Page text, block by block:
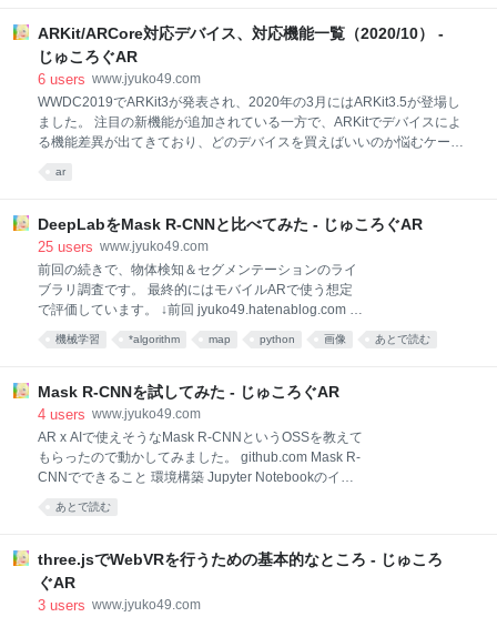
ントエンドでR
Foundation 3.0.1の場合 AR Foundation 2.2〜3.0.0の
場合 AR Foundation Samplesを見てみる
HumanStencilを表示する HumanDepthを表示する シ
ェーダーを利用してPeople Occlusionを実装する とり
あえず動かしてみる シェーダーの動作を理解する おわ
りに People Occlusionとは ARKit 3の新機能の1つとし
クル
ARKit/ARCore対応デバイス、対応機能一覧（2020/10） -
じゅころぐAR
6 users www.jyuko49.com
WWDC2019でARKit3が発表され、2020年の3月にはARKit3.5が登場し
ました。 注目の新機能が追加されている一方で、ARKitでデバイスによ
る機能差異が出てきており、どのデバイスを買えばいいのか悩むケース
ARCore比較 方向性の違い ARKit 対応デバイス一覧 iPhone iPod iPad
ARKitまとめ ARCore 対応デバイス一覧 ARCoreまとめ まとめ
（2020/10） ARの開発がしたい方へ ARのサービス利用を考えている方
へ ARを楽しみたい方へ 宣伝 ARKitとARCore比較 まず、ARKit3.5と
ARcore v1.16の主要な機能を比較します
ar
DeepLabをMask R-CNNと比べてみた - じゅころぐAR
25 users www.jyuko49.com
前回の続きで、物体検知＆セグメンテーションのライ
ブラリ調査です。 最終的にはモバイルARで使う想定
で評価しています。 ↓前回 jyuko49.hatenablog.com は
じめに DeepLabの特徴 DeepLabの環境設定 ライブラ
リのインストール サンプル実行 コードを読んでみる
リアルタイム動画 性能比較 実行環境 Mask R-CNN 処
理結果 処理時間（sec） DeepLab 処理結果 処理時間
（sec） 結果まとめ 今後 はじめに Mask R-CNNをカ
メラでキャプチャしたリアルタイムの動画に適用した
ところ、すごくカクカクで思うように速度が出ません
が、モバイルARで使うとなると、マシンスペックに頼
ところ、以下の動画を見つ
機械学習 *algorithm map python 画像 あとで読む
Mask R-CNNを試してみた - じゅころぐAR
4 users www.jyuko49.com
AR x AIで使えそうなMask R-CNNというOSSを教えて
もらったので動かしてみました。 github.com Mask R-
CNNでできること 環境構築 Jupyter Notebookのイン
ストール 必要ライブラリのインストール COCO APIの
インストール コードを読んでみる In[1] In[2]:
Weights In[4]: Class Names In[5]: Run Object
Detection 使ってみる 結果の画像を表示する 検知結果
の中身を確認する rois masks class_ids scores コード
あとで読む
three.jsでWebVRを行うための基本的なところ - じゅころ
ぐAR
3 users www.jyuko49.com